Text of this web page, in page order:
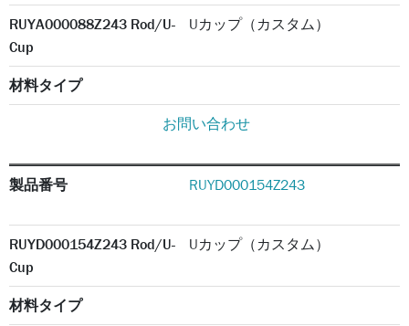
RUYA000088Z243 Rod/U-
Cup
Uカップ（カスタム）
材料タイプ
お問い合わせ
製品番号 RUYD000154Z243
RUYD000154Z243 Rod/U-
Cup
Uカップ（カスタム）
材料タイプ